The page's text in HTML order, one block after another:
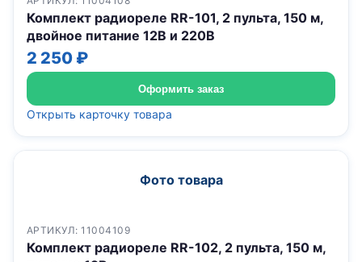
Комплект радиореле RR-101, 2 пульта, 150 м,
двойное питание 12В и 220В
2 250 ₽
Оформить заказ
Открыть карточку товара
Фото товара
АРТИКУЛ: 11004109
Комплект радиореле RR-102, 2 пульта, 150 м,